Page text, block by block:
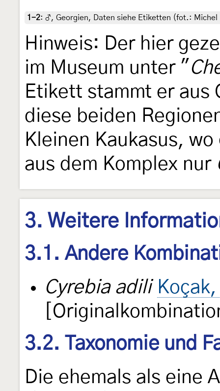
1-2: ♂, Georgien, Daten siehe Etiketten (fot.:
Hinweis: Der hier
im Museum unter "
Etikett stammt er aus
diese beiden
Kleinen Kaukasus,
aus dem Komplex nur
3. Weitere
3.1. Andere
Cyrebia adili
3.2. Taxonomie und
Die ehemals als eine